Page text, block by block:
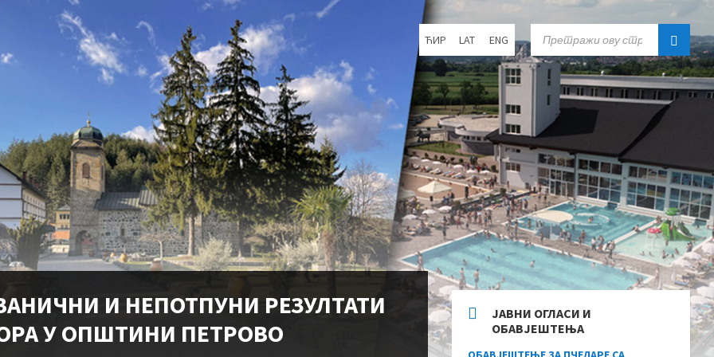
language:
ЋИР LAT ENG
И НЕПОТПУНИ РЕЗУЛТАТИ
У ОПШТИНИ ПЕТРОВО
ЈАВНИ ОГЛАСИ И
ОБАВЈЕШТЕЊА